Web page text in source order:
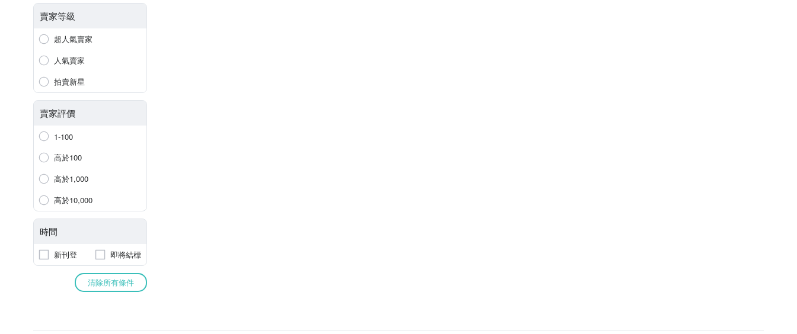
賣家等級
超人氣賣家
人氣賣家
拍賣新星
賣家評價
1-100
高於100
高於1,000
高於10,000
時間
新刊登 即將結標
清除所有條件